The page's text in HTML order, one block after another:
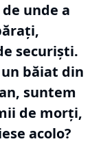
unde a
securişti.
băiat din
suntem
de morţi,
acolo?